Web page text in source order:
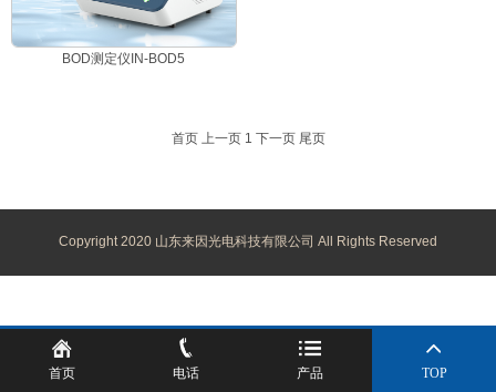
BOD测定仪IN-BOD5
首页 上一页 1 下一页 尾页
Copyright 2020 山东来因光电科技有限公司 All Rights Reserved
首页 电话 产品 TOP